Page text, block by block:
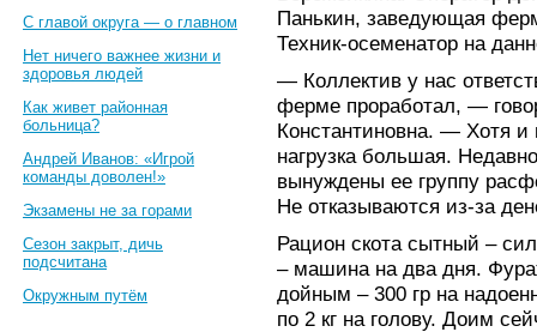
С главой округа — о главном
Нет ничего важнее жизни и
здоровья людей
Как живет районная
больница?
Андрей Иванов: «Игрой
команды доволен!»
Экзамены не за горами
Сезон закрыт, дичь
подсчитана
Окружным путём
Панькин, заведующая
Техник-осеменатор на
— Коллектив у нас
ферме проработал, —
Константиновна. — Хотя и
нагрузка большая.
вынуждены ее группу
Не отказываются из-за
Рацион скота сытный –
– машина на два дня.
дойным – 300 гр на
по 2 кг на голову. Доим